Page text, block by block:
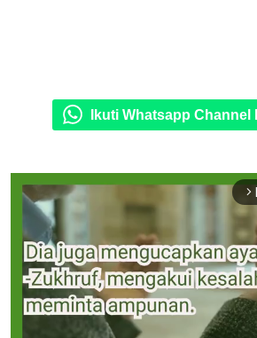
Ikuti Whatsapp Channel
arrow_forward_ios